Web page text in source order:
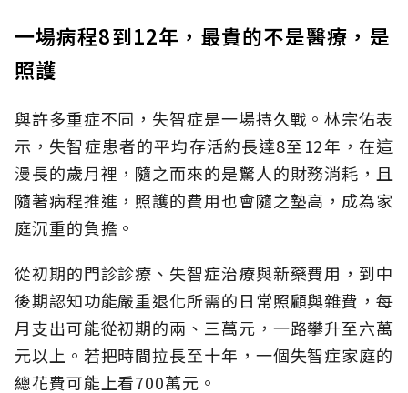
一場病程8到12年，最貴的不是醫療，是
照護
與許多重症不同，失智症是一場持久戰。林宗佑表
示，失智症患者的平均存活約長達8至12年，在這
漫長的歲月裡，隨之而來的是驚人的財務消耗，且
隨著病程推進，照護的費用也會隨之墊高，成為家
庭沉重的負擔。
從初期的門診診療、失智症治療與新藥費用，到中
後期認知功能嚴重退化所需的日常照顧與雜費，每
月支出可能從初期的兩、三萬元，一路攀升至六萬
元以上。若把時間拉長至十年，一個失智症家庭的
總花費可能上看700萬元。